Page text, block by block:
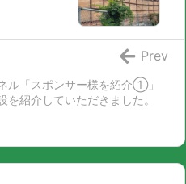
ル「スポンサー様を紹介①」
を紹介していただきました。
Prev